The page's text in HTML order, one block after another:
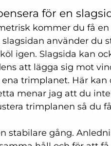
för en
kommer du få en
använder du
igen. Slagsida kan
att lägga sig mot
trimplanet. Här kan
menar jag att du
trimplanen så du
stabilare gång.